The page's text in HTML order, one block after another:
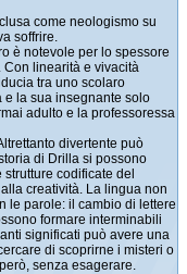
come neologismo su
soffrire.
è notevole per lo spessore
linearità e vivacità
tra uno scolaro
e la sua insegnante solo
adulto e la professoressa
divertente può
di Drilla si possono
codificate del
creatività. La lingua non
le parole: il cambio di lettere
formare interminabili
significati può avere una
di scoprirne i misteri o
senza esagerare.